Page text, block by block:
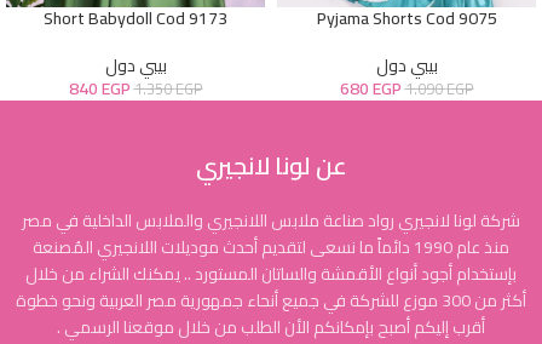
Pyjama Shorts Cod 9075
بيبي دول
1.090EGP
680EGP
Short Babydoll Cod 9173
بيبي دول
1.350EGP
840EGP
عن لونا لانجيري
شركة لونا لانجيري رواد صناعة ملابس اللانجيري والملابس الداخلية في مصر
منذ عام 1990 دائماً ما نسعى لتقديم أحدث موديلات اللانجيري المُصنعة
بإستخدام أجود أنواع الأقمشة والساتان المستورد .. يمكنك الشراء من خلال
أكثر من 300 موزع للشركة في جميع أنحاء جمهورية مصر العربية ونحو خطوة
أقرب إليكم أصبح بإمكانكم الأن الطلب من خلال موقعنا الرسمي .